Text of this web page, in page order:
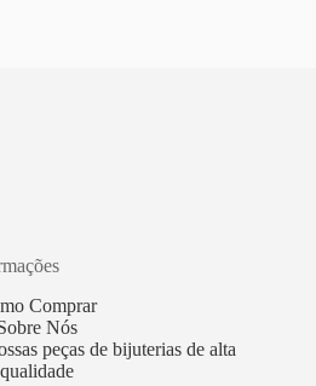
Comprar
Nós
peças de bijuterias de alta
qualidade